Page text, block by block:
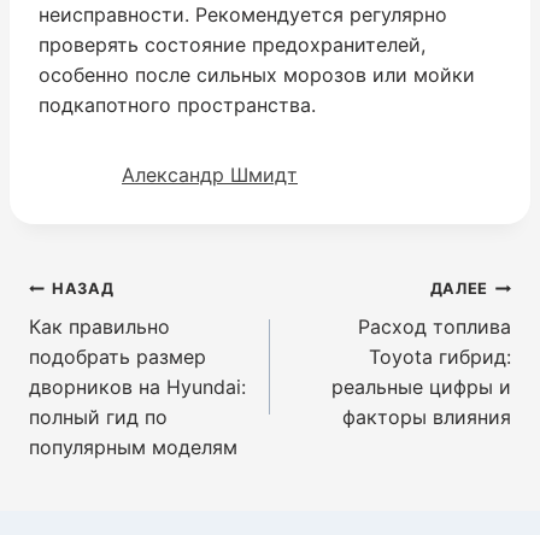
неисправности. Рекомендуется регулярно
проверять состояние предохранителей,
особенно после сильных морозов или мойки
подкапотного пространства.
Александр Шмидт
Навигация
по
записям
НАЗАД
Как правильно
подобрать размер
дворников на Hyundai:
полный гид по
популярным моделям
ДАЛЕЕ
Расход топлива
Toyota гибрид:
реальные цифры и
факторы влияния